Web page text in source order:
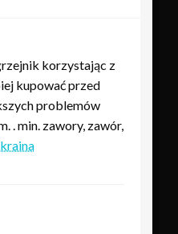
korzystając z
kupować przed
problemów
. min. zawory, zawór,